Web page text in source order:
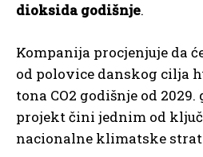
dioksida godišnje.
Kompanija procjenjuje da
od polovice danskog cilja
tona CO2 godišnje od
projekt čini jednim od
nacionalne klimatske